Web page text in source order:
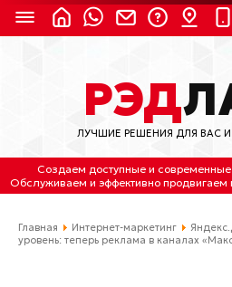
8 (800) 550-
Мск)
Бесплатно по
(4212) 658-
(4212) 637-
РЭД
ЛУЧШИЕ РЕШЕНИЯ ДЛЯ ВАС
Создаем доступные и современные
Обслуживаем и эффективно продвигаем
Главная Интернет-маркетинг
уровень: теперь реклама в каналах